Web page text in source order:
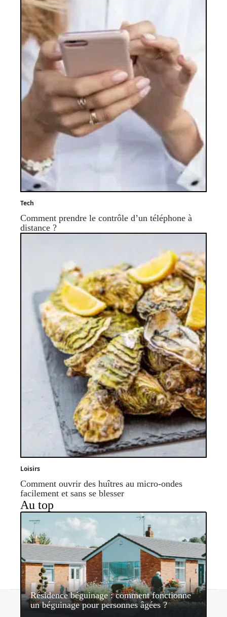
Tech
Comment prendre le contrôle d’un téléphone à
distance ?
Loisirs
Comment ouvrir des huîtres au micro-ondes
facilement et sans se blesser
Au top
Résidence béguinage : comment fonctionne
un béguinage pour personnes âgées ?
Contact Mentions légales Sitemap